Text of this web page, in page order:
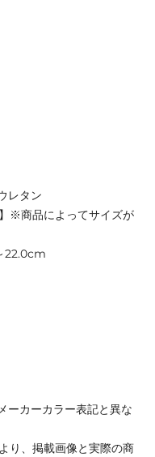
レタン
※商品によってサイズが
22.0cm
ーカーカラー表記と異な
り、掲載画像と実際の商